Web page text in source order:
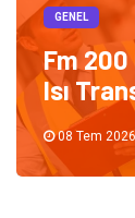
GENEL
Fm 200
Isı
08 Tem